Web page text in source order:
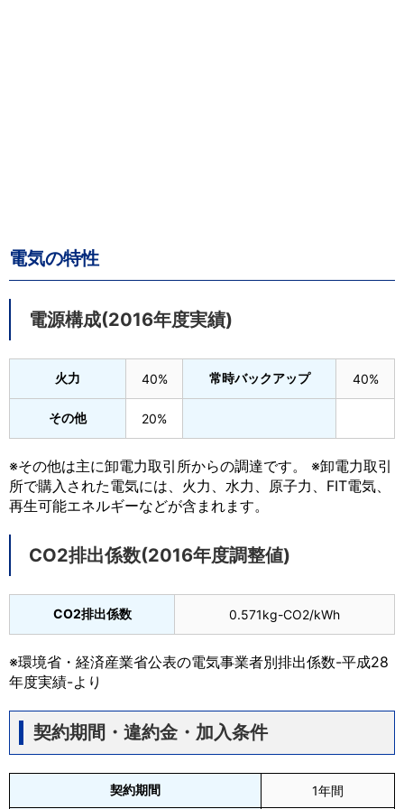
電気の特性
電源構成(2016年度実績)
火力 40% 常時バックアップ 40%
その他 20%
※その他は主に卸電力取引所からの調達です。 ※卸電力取引
所で購入された電気には、火力、水力、原子力、FIT電気、
再生可能エネルギーなどが含まれます。
CO2排出係数(2016年度調整値)
CO2排出係数 0.571kg-CO2/kWh
※環境省・経済産業省公表の電気事業者別排出係数-平成28
年度実績-より
契約期間・違約金・加入条件
契約期間 1年間